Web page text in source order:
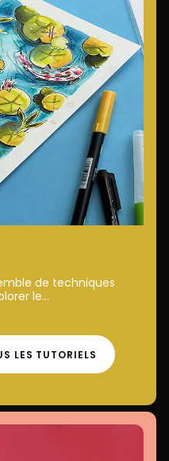
de techniques
le...
LES TUTORIELS